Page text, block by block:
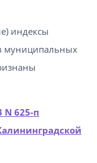
индексы
муниципальных
N 625-п